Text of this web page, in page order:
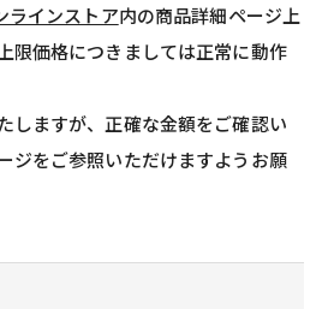
インストア内の商品詳細ページ上
限価格につきましては正常に動作
しますが、正確な金額をご確認い
ジをご参照いただけますようお願